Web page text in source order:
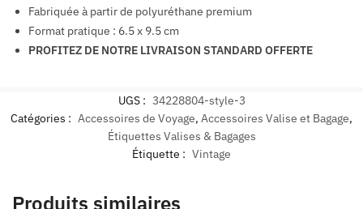
Fabriquée à partir de polyuréthane premium
Format pratique : 6.5 x 9.5 cm
PROFITEZ DE NOTRE LIVRAISON STANDARD OFFERTE
UGS : 34228804-style-3
Catégories : Accessoires de Voyage, Accessoires Valise et Bagage,
Étiquettes Valises & Bagages
Étiquette : Vintage
Produits similaires